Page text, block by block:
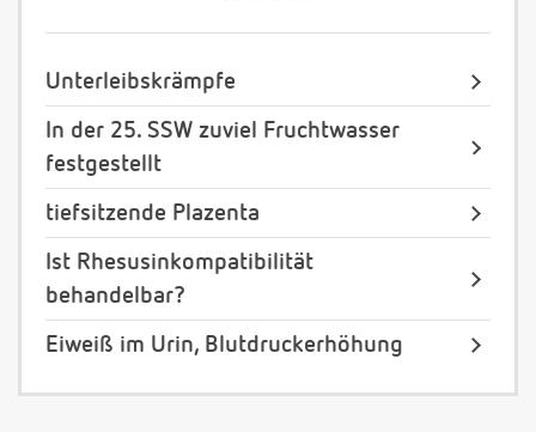
Unterleibskrämpfe
In der 25. SSW zuviel Fruchtwasser
festgestellt
tiefsitzende Plazenta
Ist Rhesusinkompatibilität
behandelbar?
Eiweiß im Urin, Blutdruckerhöhung